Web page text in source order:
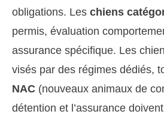
obligations. Les chiens
permis, évaluation
assurance spécifique. Les
visés par des régimes dédiés,
NAC (nouveaux animaux de
détention et l’assurance